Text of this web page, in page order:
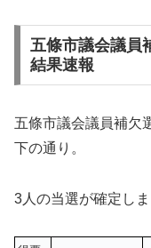
五條市議会議員
結果速報
五條市議会議員補欠
下の通り。
3人の当選が確定し